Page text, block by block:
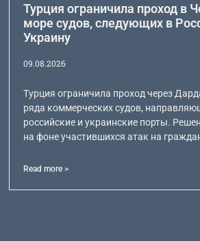
Турция ограничила проход в
море судов, следующих в
Украину
09.08.2026
Турция ограничила проход через
ряда коммерческих судов,
российские и украинские порты.
на фоне участившихся атак на
Read more >